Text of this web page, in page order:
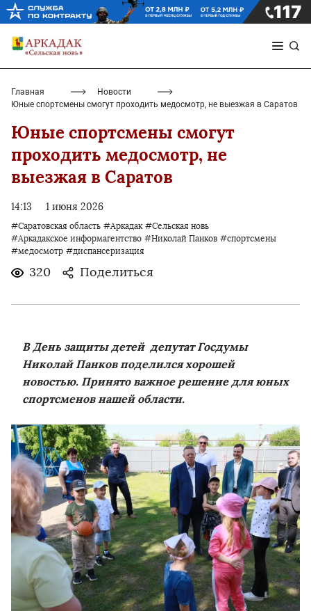
Главная
Новости
Юные спортсмены смогут проходить медосмотр, не выезжая в Саратов
Юные спортсмены смогут
проходить медосмотр, не
выезжая в Саратов
14:13 1 июня 2026
#Саратовская область #Аркадак #Сельская новь
#Аркадакское информагентство #Николай Панков #спортсмены
#медосмотр #диспансеризация
320 Поделиться
В День защиты детей депутат Госдумы
Николай Панков поделился хорошей
новостью. Принято важное решение для юных
спортсменов нашей области.